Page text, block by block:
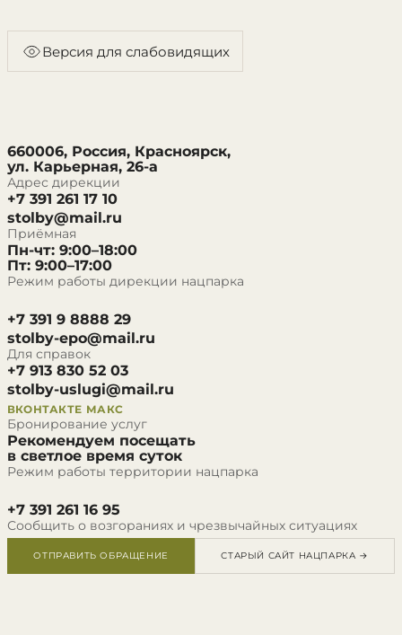
Версия для слабовидящих
660006, Россия, Красноярск,
ул. Карьерная, 26-а
Адрес дирекции
+7 391 261 17 10
stolby@mail.ru
Приёмная
Пн-чт: 9:00–18:00
Пт: 9:00–17:00
Режим работы дирекции нацпарка
+7 391 9 8888 29
stolby-epo@mail.ru
Для справок
+7 913 830 52 03
stolby-uslugi@mail.ru
ВКОНТАКТЕ МАКС
Бронирование услуг
Рекомендуем посещать
в светлое время суток
Режим работы территории нацпарка
+7 391 261 16 95
Сообщить о возгораниях и чрезвычайных ситуациях
ОТПРАВИТЬ ОБРАЩЕНИЕ СТАРЫЙ САЙТ НАЦПАРКА →